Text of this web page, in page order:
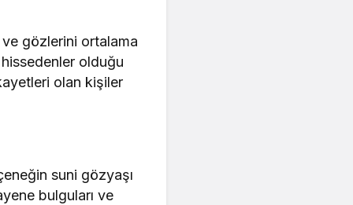
gözlerini ortalama
olduğu
olan kişiler
suni gözyaşı
bulguları ve